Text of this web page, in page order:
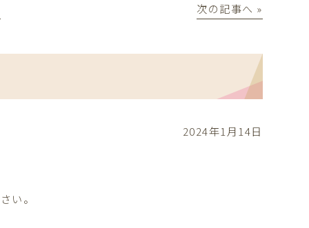
次の記事へ »
2024年1月14日
い。